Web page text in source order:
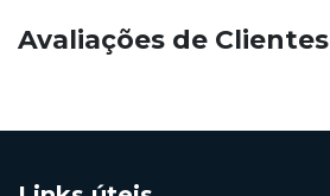
Avaliações de Clientes